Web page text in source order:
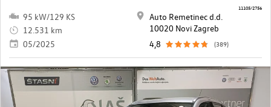
95 kW/129 KS
12.531 km
05/2025
Auto Remetinec d.d.
10020 Novi Zagreb
4,8
(389)
11105/2756